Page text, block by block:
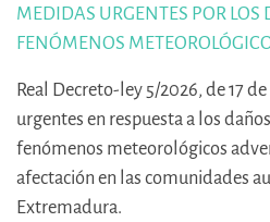
MEDIDAS URGENTES POR
FENÓMENOS
Real Decreto-ley 5/2026, de 17
urgentes en respuesta a los
fenómenos meteorológicos
afectación en las comunidades
Extremadura.